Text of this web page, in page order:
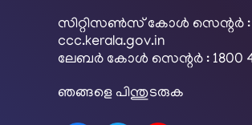
സിറ്റിസൺസ് കോൾ സെന്റർ :
ccc.kerala.gov.in
ലേബർ കോൾ സെന്റർ : 1800
ഞങ്ങളെ പിന്തുടരുക